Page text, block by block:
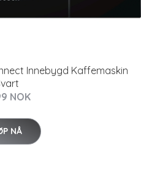
Innebygd Kaffemaskin
NOK
NÅ